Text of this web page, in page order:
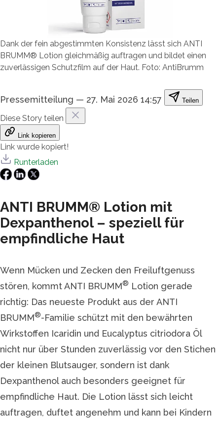
Dank der fein abgestimmten Konsistenz lässt sich ANTI
BRUMM® Lotion gleichmäßig auftragen und bildet einen
zuverlässigen Schutzfilm auf der Haut. Foto: AntiBrumm
Pressemitteilung — 27. Mai 2026 14:57 Teilen
Diese Story teilen
Link kopieren
Link wurde kopiert!
Runterladen
ANTI BRUMM® Lotion mit
Dexpanthenol – speziell für
empfindliche Haut
Wenn Mücken und Zecken den Freiluftgenuss
stören, kommt ANTI BRUMM® Lotion gerade
richtig: Das neueste Produkt aus der ANTI
BRUMM®-Familie schützt mit den bewährten
Wirkstoffen Icaridin und Eucalyptus citriodora Öl
nicht nur über Stunden zuverlässig vor den Stichen
der kleinen Blutsauger, sondern ist dank
Dexpanthenol auch besonders geeignet für
empfindliche Haut. Die Lotion lässt sich leicht
auftragen, duftet angenehm und kann bei Kindern